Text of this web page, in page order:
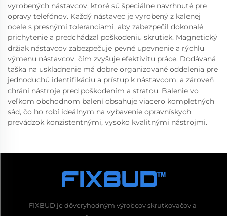
vyrobených nástavcov, ktoré sú špeciálne navrhnuté pre
opravy telefónov. Každý nástavec je vyrobený z kalenej
ocele s presnými toleranciami, aby zabezpečil dokonalé
prichytenie a predchádzal poškodeniu skrutiek. Magnetický
držiak nástavcov zabezpečuje pevné upevnenie a rýchlu
výmenu nástavcov, čím zvyšuje efektivitu práce. Dodávaná
taška na uskladnenie má dobre organizované oddelenia pre
jednoduchú identifikáciu a prístup k nástavcom, a zároveň
chráni nástroje pred poškodením a stratou. Balenie vo
veľkom obchodnom balení obsahuje viacero kompletných
sád, čo ho robí ideálnym na vybavenie opravnískych
prevádzok konzistentnými, vysoko kvalitnými nástrojmi.
FIXBUD je dôveryhodným výrobcov skrutkovačov a